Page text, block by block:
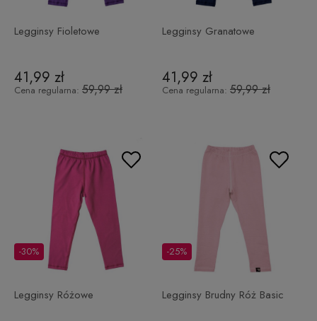
Legginsy Fioletowe
41,99 zł
Cena regularna: 59,99 zł
Legginsy Granatowe
41,99 zł
Cena regularna: 59,99 zł
Legginsy Różowe
-30%
Legginsy Brudny Róż Basic
-25%